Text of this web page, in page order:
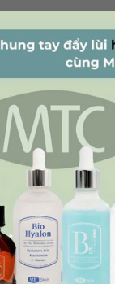
càng nhiều. Nếu
Vitamin
chị em săn lùng
hiệu Klairs
là dẫn xuất